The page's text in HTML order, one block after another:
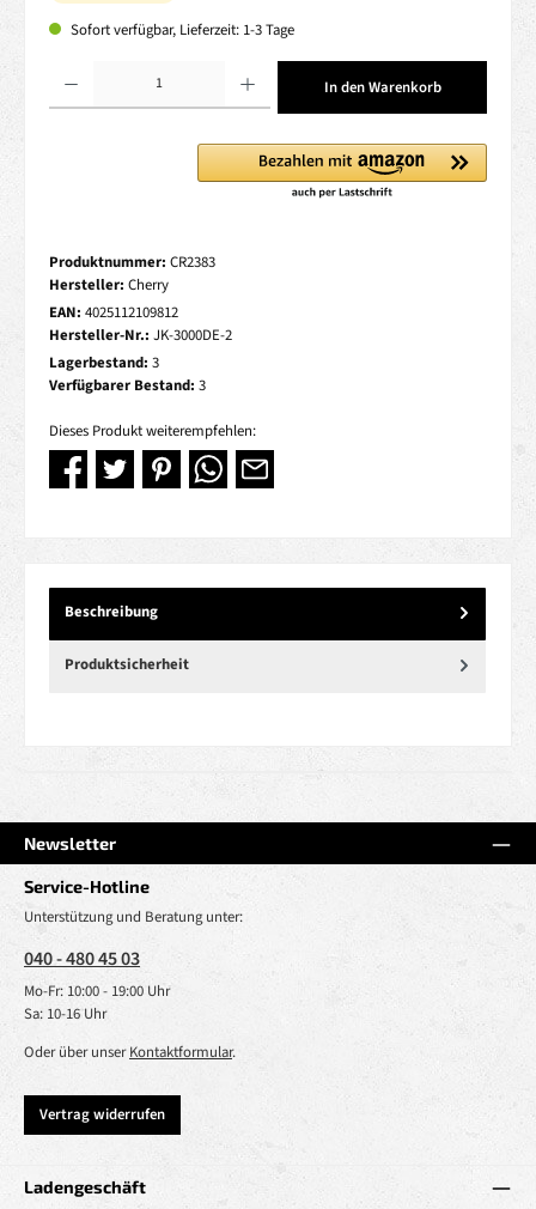
Sofort verfügbar, Lieferzeit: 1-3 Tage
In den Warenkorb
Produktnummer: CR2383
Hersteller: Cherry
EAN: 4025112109812
Hersteller-Nr.: JK-3000DE-2
Lagerbestand: 3
Verfügbarer Bestand: 3
Dieses Produkt weiterempfehlen:
Beschreibung
Produktsicherheit
Newsletter
Service-Hotline
Unterstützung und Beratung unter:
040 - 480 45 03
Mo-Fr: 10:00 - 19:00 Uhr
Sa: 10-16 Uhr
Oder über unserKontaktformular.
Vertrag widerrufen
Ladengeschäft